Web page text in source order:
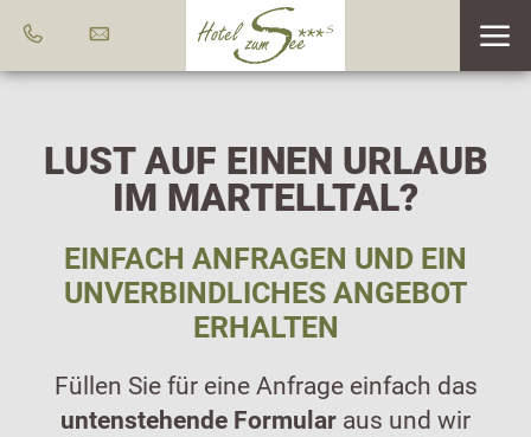
LUST AUF EINEN URLAUB
IM MARTELLTAL?
EINFACH ANFRAGEN UND EIN
UNVERBINDLICHES ANGEBOT
ERHALTEN
Füllen Sie für eine Anfrage einfach das
untenstehende Formular aus und wir